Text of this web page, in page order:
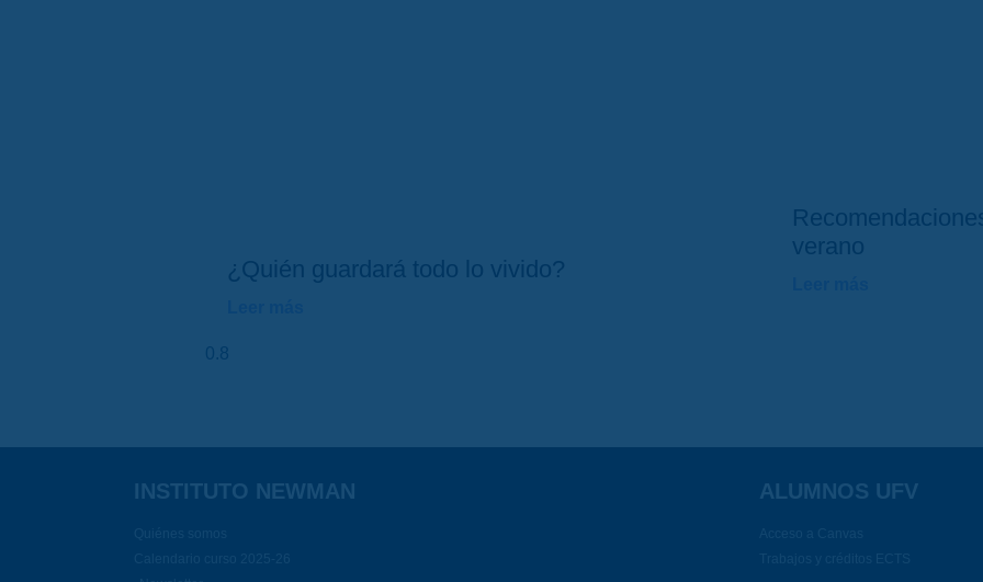
¿Quién guardará todo lo vivido?
verano
INSTITUTO NEWMAN ALUMNOS UFV